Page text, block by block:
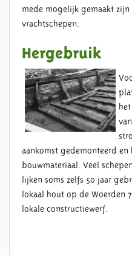
mede mogelijk gemaakt
vrachtschepen.
Hergebruik
aankomst gedemonteerd
bouwmateriaal. Veel
lijken soms zelfs 50 jaar
lokaal hout op de Woerden
lokale constructiewerf.